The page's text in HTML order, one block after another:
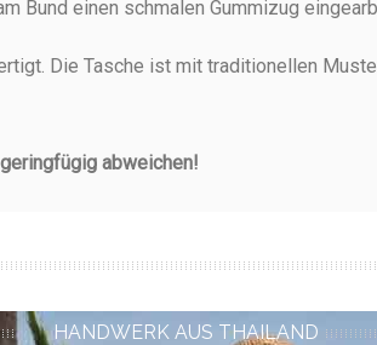
Bund einen schmalen Gummizug
Die Tasche ist mit traditionellen
abweichen!
HANDWERK AUS THAILAND